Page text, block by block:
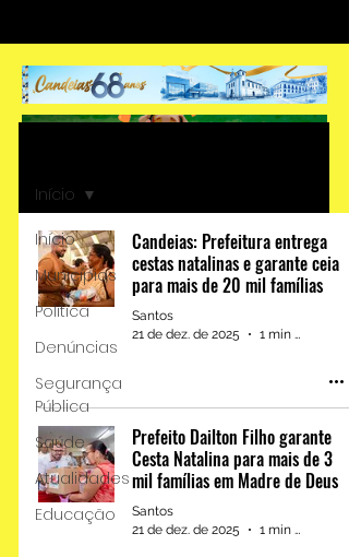
Destaque: Júnior Magalhães
recebeu a Medalha Thomé
de Souza, uma das maiores
honrarias de Salvador
Início
Municípios
Política
Denúncias
Segurança
Pública
Saúde
Atualidades
Educação
Início
Candeias: Prefeitura entrega
cestas natalinas e garante ceia
para mais de 20 mil famílias
Santos
21 de dez. de 2025
1 min de leitura
Prefeito Dailton Filho garante
Cesta Natalina para mais de 3
mil famílias em Madre de Deus
Santos
21 de dez. de 2025
1 min de leitura